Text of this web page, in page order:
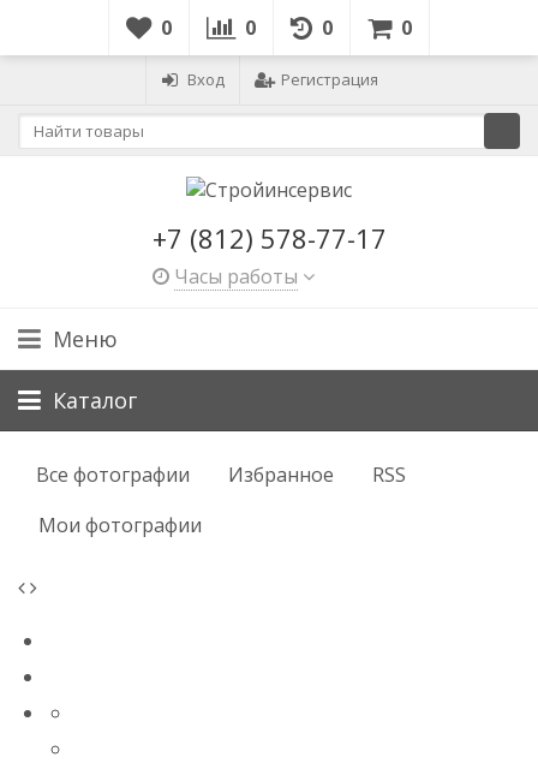
0 0 0 0
Вход Регистрация
+7 (812) 578-77-17
Часы работы
Меню
Каталог
Все фотографии Избранное
RSS
Мои фотографии